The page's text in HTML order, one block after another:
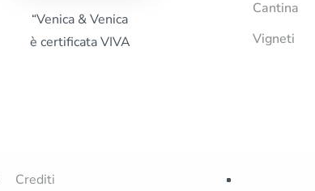
“Venica & Venica
è certificata VIVA
Cantina
Vigneti
Crediti